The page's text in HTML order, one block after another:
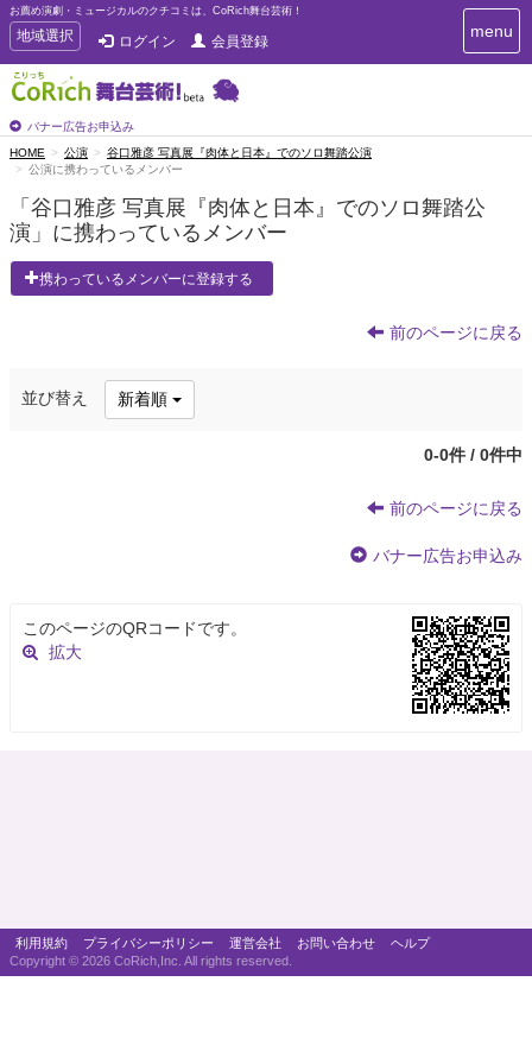
お薦め演劇・ミュージカルのクチコミは、CoRich舞台芸術！
T
o
g
g
e
n
a
v
g
i
地域選択 ログイン 会員登録
バナー広告お申込み
T
o
a
v
i
menu
HOME 公演
谷口雅彦 写真展『肉体と日本』でのソロ舞踏公演
公演に携わっているメンバー
「谷口雅彦 写真展『肉体と日本』でのソロ舞踏公
演」に携わっているメンバー
携わっているメンバーに登録する
前のページに戻る
並び替え 新着順
0-0件 / 0件中
前のページに戻る
バナー広告お申込み
このページのQRコードです。
拡大
利用規約 プライバシーポリシー 運営会社 お問い合わせ
ヘルプ
Copyright © 2026 CoRich,Inc. All rights reserved.